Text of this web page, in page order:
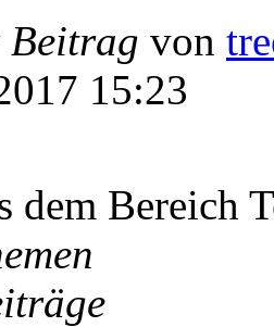
Beitrag von
15:23
dem Bereich